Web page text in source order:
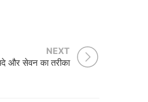
NEXT
और सेवन का तरीका